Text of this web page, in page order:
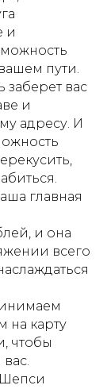
и
пути.
вас
и
адресу. И
главная
и она
всего
на карту
чтобы
Шепси